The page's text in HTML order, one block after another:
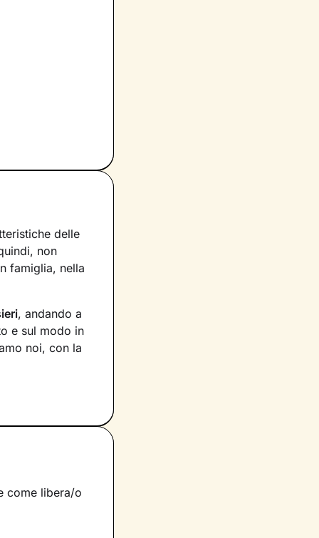
delle
non
famiglia, nella
, andando a
e sul modo in
noi, con la
muovere i
è infatti
e
come libera/o